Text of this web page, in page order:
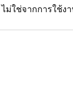
ไม่ใช่จากการใช้ง